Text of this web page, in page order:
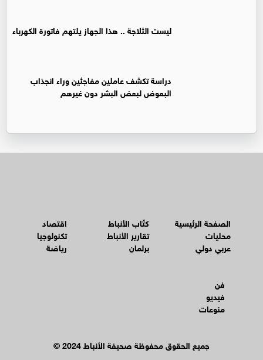
ليست الثلاجة .. هذا الجهاز يلتهم فاتورة الكهرباء
دراسة تكشف عاملين مفاجئين وراء انجذاب
البعوض لبعض البشر دون غيرهم
الصفحة الرئيسية
محليات
عربي دولي
كتّاب الأنباط
تقارير الأنباط
برلمان
اقتصاد
تكنولوجيا
رياضة
فن
فيديو
منوعات
© جميع الحقوق محفوظة صحيفة الأنباط 2024